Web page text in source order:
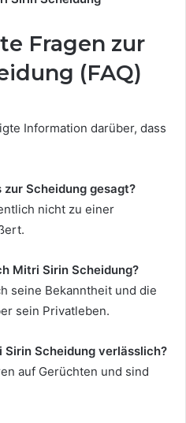
Fragen zur
(FAQ)
Information darüber, dass
Scheidung gesagt?
nicht zu einer
Mitri Sirin Scheidung?
seine Bekanntheit und die
sein Privatleben.
Scheidung verlässlich?
auf Gerüchten und sind